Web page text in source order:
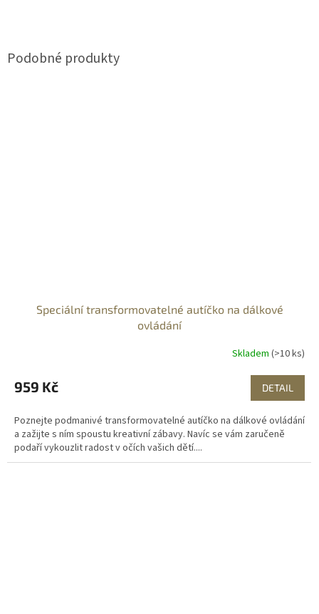
Speciální transformovatelné autíčko na dálkové
ovládání
Skladem (>10 ks)
959 Kč DETAIL
Poznejte podmanivé transformovatelné autíčko na dálkové ovládání
a zažijte s ním spoustu kreativní zábavy. Navíc se vám zaručeně
podaří vykouzlit radost v očích vašich dětí....